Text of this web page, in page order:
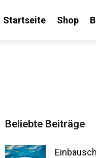
Startseite Shop
Beliebte Beiträge